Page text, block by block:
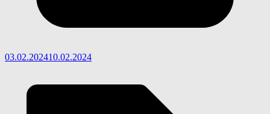
03.02.202410.02.2024